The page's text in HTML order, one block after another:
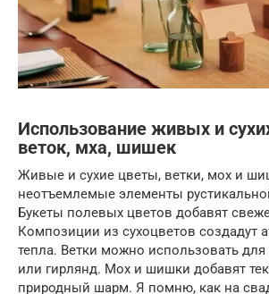
Использование живых и
веток, мха, шишек
Живые и сухие цветы, ветки, мох и
неотъемлемые элементы
Букеты полевых цветов добавят
Композиции из сухоцветов создадут
тепла. Ветки можно использовать
или гирлянд. Мох и шишки добавят
природный шарм. Я помню, как на